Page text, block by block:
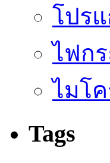
โปร
ไฟก
ไมโ
Tags